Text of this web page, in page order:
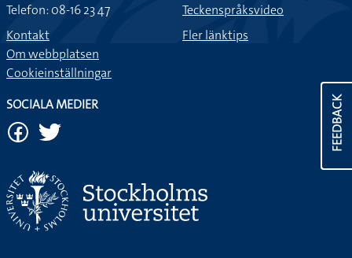
FEEDBACK
Telefon: 08-16 23 47
Kontakt
Om webbplatsen
Cookieinställningar
Teckenspråksvideo
Fler länktips
SOCIALA MEDIER